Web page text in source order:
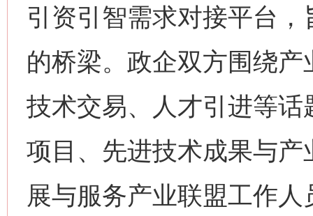
引资引智需求对接平台
的桥梁。政企双方围绕
技术交易、人才引进等
项目、先进技术成果与产
展与服务产业联盟工作